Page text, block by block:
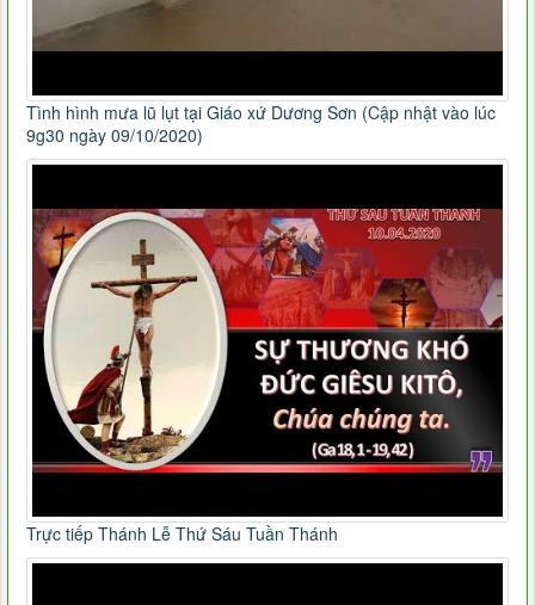
Tình hình mưa lũ lụt tại Giáo xứ Dương Sơn (Cập nhật vào lúc
9g30 ngày 09/10/2020)
Trực tiếp Thánh Lễ Thứ Sáu Tuần Thánh